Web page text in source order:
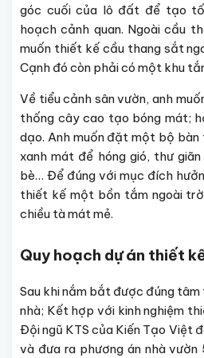
góc cuối của lô đất để tạo
hoạch cảnh quan. Ngoài cầu
muốn thiết kế cầu thang sắt
Cạnh đó còn phải có một khu
Về tiểu cảnh sân vườn, anh
thống cây cao tạo bóng mát;
dạo. Anh muốn đặt một bộ bàn
xanh mát để hóng gió, thư
bè… Để đúng với mục đích
thiết kế một bồn tắm ngoài
chiều tà mát mẻ.
Quy hoạch dự án thiết
Sau khi nắm bắt được đúng
nhà; Kết hợp với kinh nghiệm
Đội ngũ KTS của Kiến Tạo Việt
và đưa ra phương án nhà